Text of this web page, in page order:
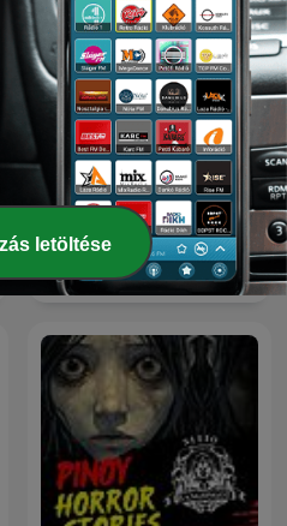
Napoli e racconti
letöltése